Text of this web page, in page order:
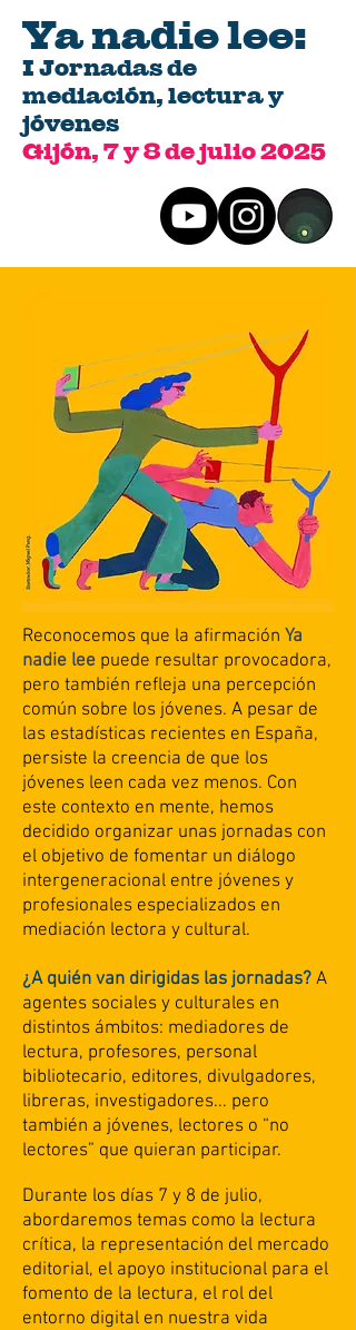
Ya nadie lee:
I Jornadas de
mediación, lectura y
jóvenes
Gijón, 7 y 8 de julio 2025
Reconocemos que la afirmación Ya
nadie lee puede resultar provocadora,
pero también refleja una percepción
común sobre los jóvenes. A pesar de
las estadísticas recientes en España,
persiste la creencia de que los
jóvenes leen cada vez menos. Con
este contexto en mente, hemos
decidido organizar unas jornadas con
el objetivo de fomentar un diálogo
intergeneracional entre jóvenes y
profesionales especializados en
mediación lectora y cultural.
¿A quién van dirigidas las jornadas? A
agentes sociales y culturales en
distintos ámbitos: mediadores de
lectura, profesores, personal
bibliotecario, editores, divulgadores,
libreras, investigadores... pero
también a jóvenes, lectores o “no
lectores” que quieran participar.
Durante los días 7 y 8 de julio,
abordaremos temas como la lectura
crítica, la representación del mercado
editorial, el apoyo institucional para el
fomento de la lectura, el rol del
entorno digital en nuestra vida